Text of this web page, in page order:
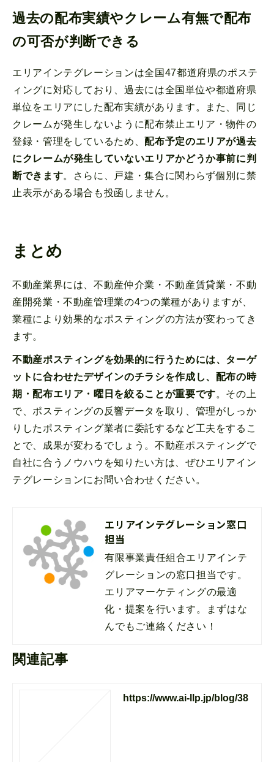
過去の配布実績やクレーム有無で配布
の可否が判断できる
エリアインテグレーションは全国47都道府県のポステ
ィングに対応しており、過去には全国単位や都道府県
単位をエリアにした配布実績があります。また、同じ
クレームが発生しないように配布禁止エリア・物件の
登録・管理をしているため、配布予定のエリアが過去
にクレームが発生していないエリアかどうか事前に判
断できます。さらに、戸建・集合に関わらず個別に禁
止表示がある場合も投函しません。
まとめ
不動産業界には、不動産仲介業・不動産賃貸業・不動
産開発業・不動産管理業の4つの業種がありますが、
業種により効果的なポスティングの方法が変わってき
ます。
不動産ポスティングを効果的に行うためには、ターゲ
ットに合わせたデザインのチラシを作成し、配布の時
期・配布エリア・曜日を絞ることが重要です。その上
で、ポスティングの反響データを取り、管理がしっか
りしたポスティング業者に委託するなど工夫をするこ
とで、成果が変わるでしょう。不動産ポスティングで
自社に合うノウハウを知りたい方は、ぜひエリアイン
テグレーションにお問い合わせください。
エリアインテグレーション窓口
担当
有限事業責任組合エリアインテ
グレーションの窓口担当です。
エリアマーケティングの最適
化・提案を行います。まずはな
んでもご連絡ください！
関連記事
https://www.ai-llp.jp/blog/38